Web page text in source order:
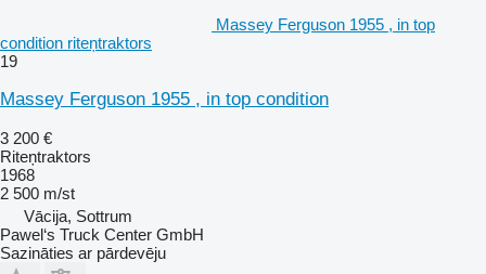
Massey Ferguson 1955 , in top
condition riteņtraktors
19
Massey Ferguson 1955 , in top condition
3 200 €
Riteņtraktors
1968
2 500 m/st
Vācija, Sottrum
Pawel‘s Truck Center GmbH
Sazināties ar pārdevēju